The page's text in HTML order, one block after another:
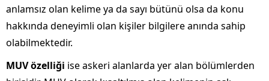
anlamsız olan kelime ya da sayı bütünü olsa da konu
hakkında deneyimli olan kişiler bilgilere anında sahip
olabilmektedir.
MUV özelliği ise askeri alanlarda yer alan bölümlerden